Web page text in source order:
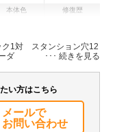
本体色 修復歴
バッグ
集中ドアロック
1対 スタンション穴12
ダ
い方はこちら
メールで
お問い合わせ